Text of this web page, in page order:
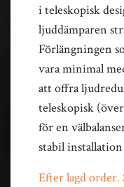
i teleskopisk
ljuddämparen
Förlängningen
vara minimal
att offra
teleskopisk
för en
stabil
Efter lagd order.